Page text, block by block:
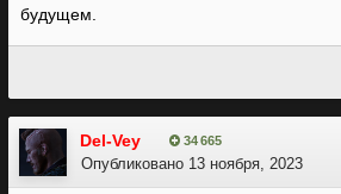
будущем.
Del-Vey 34 665
Опубликовано 13 ноября, 2023